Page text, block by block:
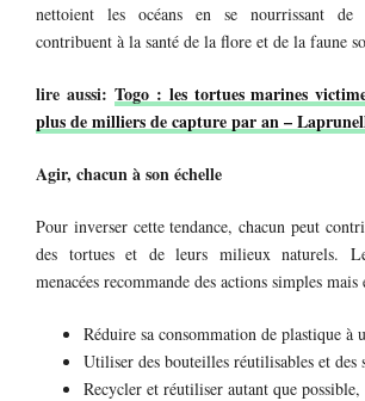
nettoient les océans en se nourrissant de
contribuent à la santé de la flore et de la faune
lire aussi: Togo : les tortues marines
plus de milliers de capture par an –
Agir, chacun à son échelle
Pour inverser cette tendance, chacun peut
des tortues et de leurs milieux naturels.
menacées recommande des actions simples mais
Réduire sa consommation de plastique à
Utiliser des bouteilles réutilisables et des
Recycler et réutiliser autant que possible,